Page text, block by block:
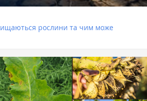
рослини та чим може